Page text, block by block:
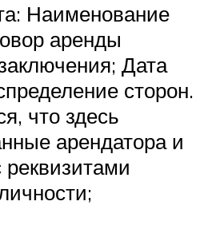
Наименование
аренды
Дата
сторон.
что здесь
арендатора и
реквизитами